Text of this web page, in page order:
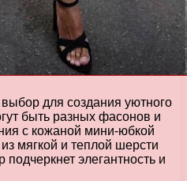
для создания уютного
быть разных фасонов и
с кожаной мини-юбкой
мягкой и теплой шерсти
элегантность и